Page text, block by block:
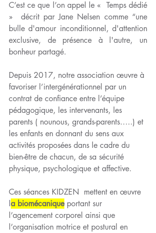
C’est ce que l’on appel le «  Temps dédié
»  décrit par Jane Nelsen comme “une
bulle d'amour inconditionnel, d'attention
exclusive, de présence à l'autre, un
bonheur partagé.
Depuis 2017, notre association œuvre à
favoriser l’intergénérationnel par un
contrat de confiance entre l’équipe
pédagogique, les intervenants, les
parents ( nounous, grands-parents…..) et
les enfants en donnant du sens aux
activités proposées dans le cadre du
bien-être de chacun, de sa sécurité
physique, psychologique et affective.
Ces séances KIDZEN  mettent en œuvre
a biomécanique portant sur
l’agencement corporel ainsi que
l’organisation motrice et postural en